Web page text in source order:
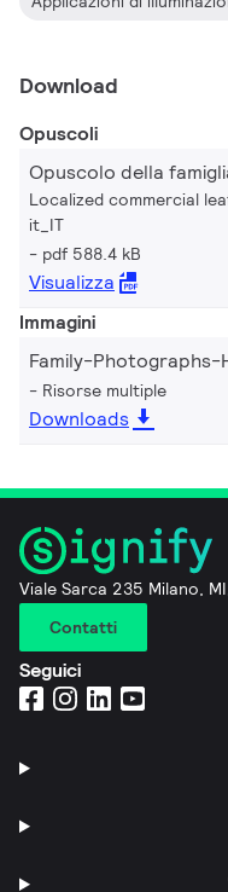
Download
Opuscoli
Opuscolo della
Localized commercial
it_IT
pdf 588.4 kB
Visualizza
Immagini
Family-Photographs-
Risorse multiple
Downloads
Viale Sarca 235 Milano,
Contatti
Seguici